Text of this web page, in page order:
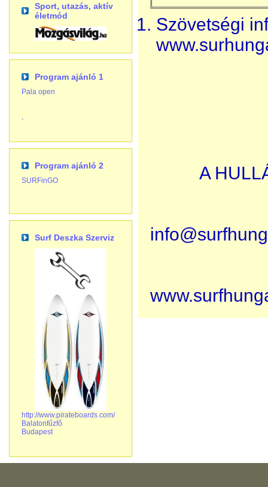
Sport, utazás, aktív
életmód
Program ajánló 1
Pala open
.
Program ajánló 2
SURFinGO
Surf Deszka Szerviz
http://www.pirateboards.com/
Balatonfűzfő
Budapest
Szövetségi
A